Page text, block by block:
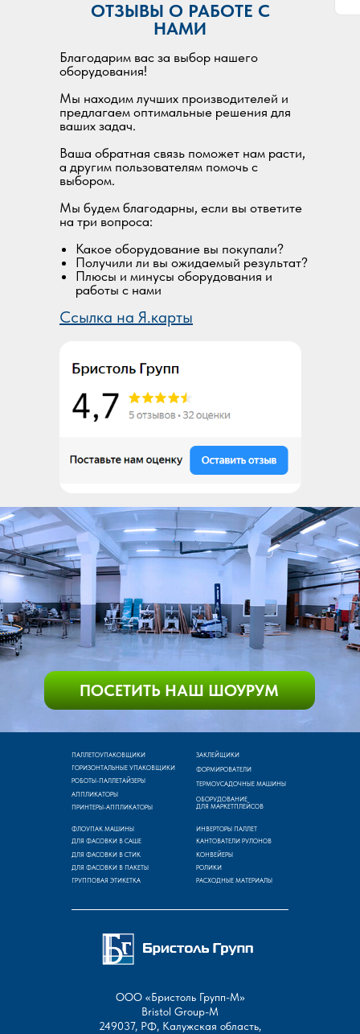
Благодарим вас за выбор нашего
оборудования!
Мы находим лучших производителей и
предлагаем оптимальные решения для
ваших задач.
Ваша обратная связь поможет нам расти,
а другим пользователям помочь с
выбором.
Мы будем благодарны, если вы ответите
на три вопроса:
Какое оборудование вы покупали?
Получили ли вы ожидаемый результат?
Плюсы и минусы оборудования и
работы с нами
Ссылка на Я.карты
ОТЗЫВЫ О РАБОТЕ С
НАМИ
ПАЛЛЕТОУПАКОВЩИКИ
ГОРИЗОНТАЛЬНЫЕ УПАКОВЩИКИ
ЗАКЛЕЙЩИКИ
ФОРМИРОВАТЕЛИ
ТЕРМОУСАДОЧНЫЕ МАШИНЫ
АППЛИКАТОРЫ
ПРИНТЕРЫ-АППЛИКАТОРЫ
ФЛОУПАК МАШИНЫ
ДЛЯ ФАСОВКИ В СТИК
ДЛЯ ФАСОВКИ В САШЕ
ДЛЯ ФАСОВКИ В ПАКЕТЫ
ОБОРУДОВАНИЕ
ДЛЯ МАРКЕТПЛЕЙСОВ
ГРУППОВАЯ ЭТИКЕТКА
РОБОТЫ-ПАЛЛЕТАЙЗЕРЫ
ИНВЕРТОРЫ ПАЛЛЕТ
КАНТОВАТЕЛИ РУЛОНОВ
КОНВЕЙЕРЫ
РОЛИКИ
РАСХОДНЫЕ МАТЕРИАЛЫ
ООО «Бристоль Групп-М»
Bristol Group-М
249037, РФ, Калужская область,